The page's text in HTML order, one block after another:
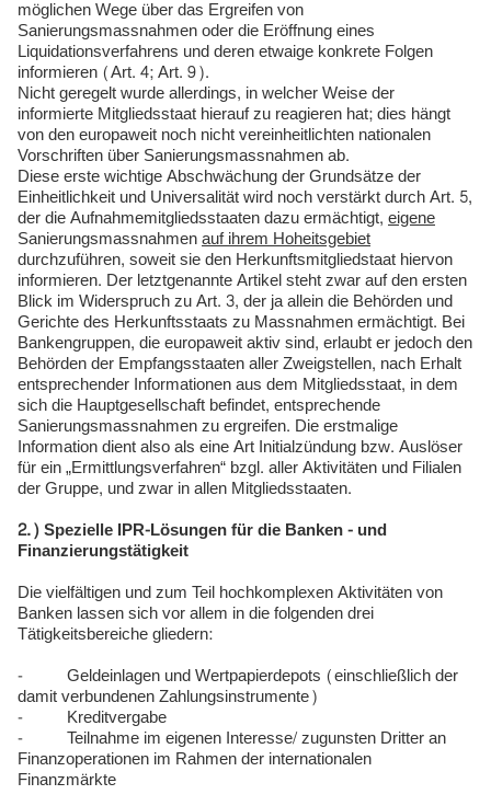
möglichen Wege über das Ergreifen von
Sanierungsmassnahmen oder die Eröffnung eines
Liquidationsverfahrens und deren etwaige konkrete Folgen
informieren (Art. 4; Art. 9).
Nicht geregelt wurde allerdings, in welcher Weise der
informierte Mitgliedsstaat hierauf zu reagieren hat; dies hängt
von den europaweit noch nicht vereinheitlichten nationalen
Vorschriften über Sanierungsmassnahmen ab.
Diese erste wichtige Abschwächung der Grundsätze der
Einheitlichkeit und Universalität wird noch verstärkt durch Art. 5,
der die Aufnahmemitgliedsstaaten dazu ermächtigt,eigene
Sanierungsmassnahmenauf ihrem Hoheitsgebiet
durchzuführen, soweit sie den Herkunftsmitgliedstaat hiervon
informieren. Der letztgenannte Artikel steht zwar auf den ersten
Blick im Widerspruch zu Art. 3, der ja allein die Behörden und
Gerichte des Herkunftsstaats zu Massnahmen ermächtigt. Bei
Bankengruppen, die europaweit aktiv sind, erlaubt er jedoch den
Behörden der Empfangsstaaten aller Zweigstellen, nach Erhalt
entsprechender Informationen aus dem Mitgliedsstaat, in dem
sich die Hauptgesellschaft befindet, entsprechende
Sanierungsmassnahmen zu ergreifen. Die erstmalige
Information dient also als eine Art Initialzündung bzw. Auslöser
für ein „Ermittlungsverfahren“ bzgl. aller Aktivitäten und Filialen
der Gruppe, und zwar in allen Mitgliedsstaaten.
2.) Spezielle IPR-Lösungen für die Banken - und
Finanzierungstätigkeit
Die vielfältigen und zum Teil hochkomplexen Aktivitäten von
Banken lassen sich vor allem in die folgenden drei
Tätigkeitsbereiche gliedern:
- Geldeinlagen und Wertpapierdepots (einschließlich der
damit verbundenen Zahlungsinstrumente)
- Kreditvergabe
- Teilnahme im eigenen Interesse/ zugunsten Dritter an
Finanzoperationen im Rahmen der internationalen
Finanzmärkte